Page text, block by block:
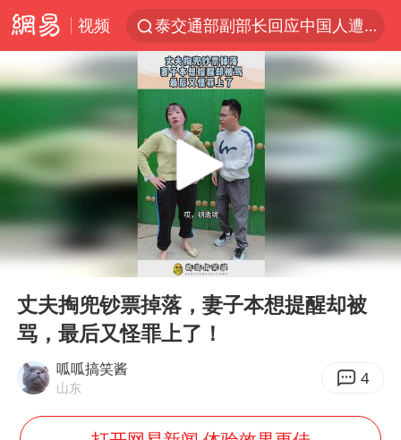
视频
泰交通部副部长回应中国人遭歧视手势
改名后的“青海拉面”店
段绚竞因公牺牲 年仅44岁
1岁宝宝碰坏纸巾盒 宝妈被索赔924元
女子开一天一夜空调后二氧化碳中毒
男子结婚8年3个女儿均非亲生
“空调24小时开着更省电”不实
“不建议大家买深色蛋糕”
台风白海豚逼近 暴雨大暴雨来袭
00:00 00:11
丈夫掏兜钞票掉落，妻子本想提醒却被
骂，最后又怪罪上了！
呱呱搞笑酱
山东 4